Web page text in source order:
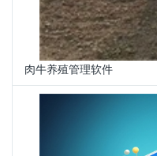
肉牛养殖管理软件